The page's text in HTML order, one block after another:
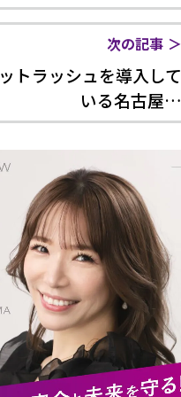
次の記事
トラッシュを導入して
いる名古屋…